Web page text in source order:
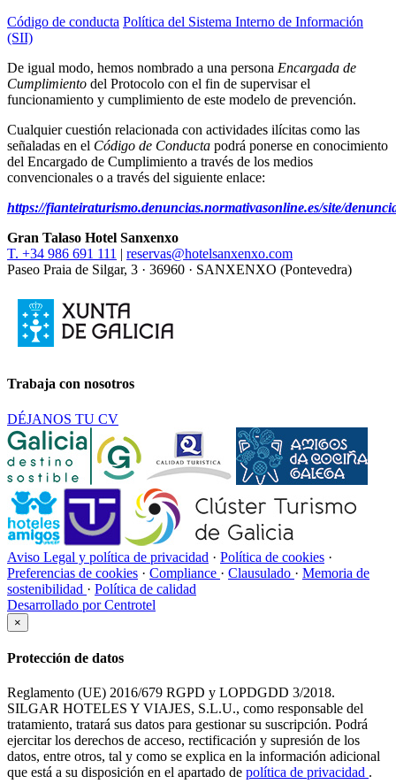
Código de conducta Política del Sistema Interno de Información
(SII)
De igual modo, hemos nombrado a una persona Encargada de
Cumplimiento del Protocolo con el fin de supervisar el
funcionamiento y cumplimiento de este modelo de prevención.
Cualquier cuestión relacionada con actividades ilícitas como las
señaladas en el Código de Conducta podrá ponerse en conocimiento
del Encargado de Cumplimiento a través de los medios
convencionales o a través del siguiente enlace:
https://fianteiraturismo.denuncias.normativasonline.es/site/
Gran Talaso Hotel Sanxenxo
T. +34 986 691 111 | reservas@hotelsanxenxo.com
Paseo Praia de Silgar, 3 · 36960 · SANXENXO (Pontevedra)
Trabaja con nosotros
DÉJANOS TU CV
Aviso Legal y política de privacidad · Política de cookies ·
Preferencias de cookies · Compliance · Clausulado · Memoria de
sostenibilidad · Política de calidad
Desarrollado por Centrotel
×
Protección de datos
Reglamento (UE) 2016/679 RGPD y LOPDGDD 3/2018.
SILGAR HOTELES Y VIAJES, S.L.U., como responsable del
tratamiento, tratará sus datos para gestionar su suscripción. Podrá
ejercitar los derechos de acceso, rectificación y supresión de los
datos, entre otros, tal y como se explica en la información adicional
que está a su disposición en el apartado de política de privacidad .